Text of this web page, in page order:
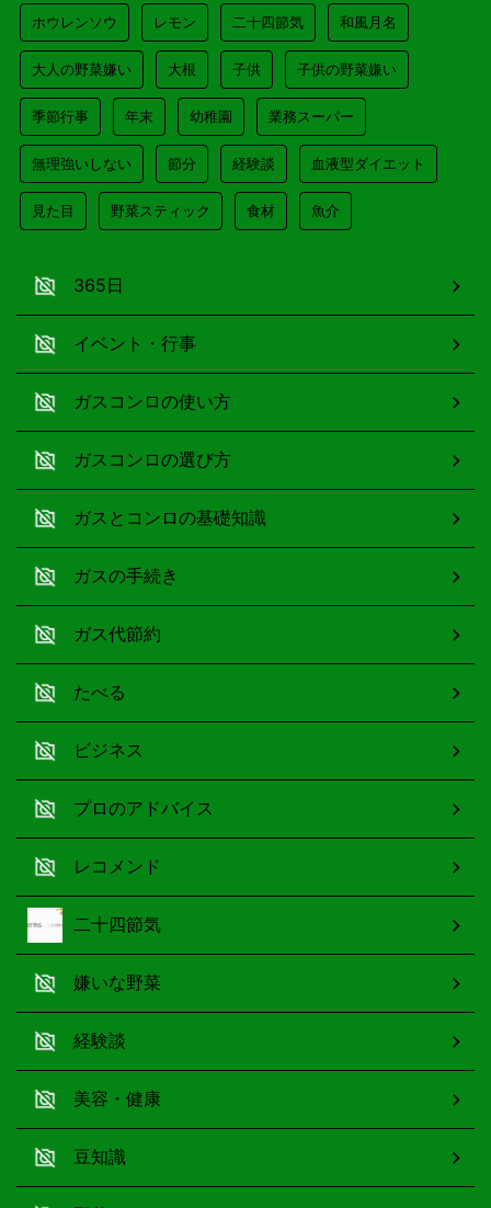
ホウレンソウ レモン 二十四節気 和風月名
大人の野菜嫌い 大根 子供 子供の野菜嫌い
季節行事 年末 幼稚園 業務スーパー
無理強いしない 節分 経験談 血液型ダイエット
見た目 野菜スティック 食材 魚介
365日
イベント・行事
ガスコンロの使い方
ガスコンロの選び方
ガスとコンロの基礎知識
ガスの手続き
ガス代節約
たべる
ビジネス
プロのアドバイス
レコメンド
二十四節気
嫌いな野菜
経験談
美容・健康
豆知識